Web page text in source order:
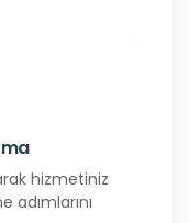
hizmetiniz
adımlarını